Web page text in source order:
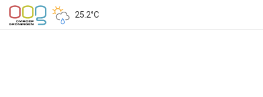
25.2°C